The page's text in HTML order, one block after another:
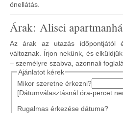
önellátás.
Árak: Alisei
Az árak az utazás időpontjától
változnak. Írjon nekünk, és
– személyre szabva, azonnali
Ajánlatot kérek
Mikor szeretne érkezni?
[Dátumválasztásnál óra-percet
Rugalmas érkezése dátuma?